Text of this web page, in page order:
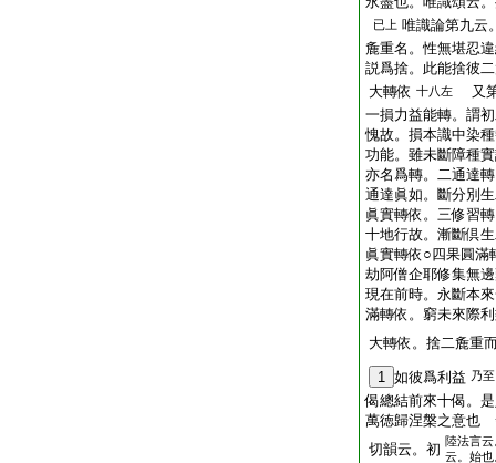
已上 唯識論第九云
麁重名。性無堪忍
説爲捨。此能捨彼
大轉依 十八左
又
一損力益能轉。謂
愧故。損本識中染
功能。雖未斷障種
亦名爲轉。二通達
通達眞如。斷分別
眞實轉依。三修習
十地行故。漸斷倶
眞實轉依○四果圓滿
劫阿僧企耶修集無
現在前時。永斷本
滿轉依。窮未來際
大轉依。捨二麁重
1 如彼爲利益 乃至
偈總結前來十偈。
萬徳歸涅槃之意也
切韻云。初 陸法言
云。始